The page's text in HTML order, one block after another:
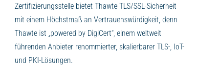
Zertifizierungsstelle bietet Thawte TLS/SSL-Sicherheit
mit einem Höchstmaß an Vertrauenswürdigkeit, denn
Thawte ist „powered by DigiCert“, einem weltweit
führenden Anbieter renommierter, skalierbarer TLS-, IoT-
und PKI-Lösungen.